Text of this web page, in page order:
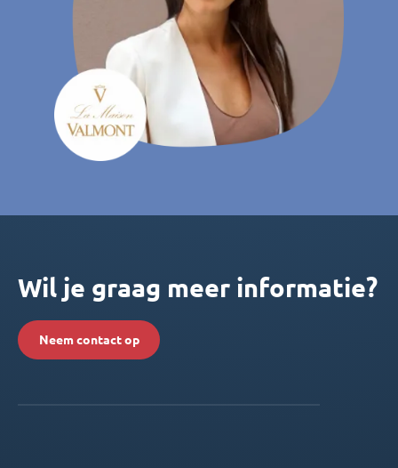
Wil je graag meer informatie?
Neem contact op